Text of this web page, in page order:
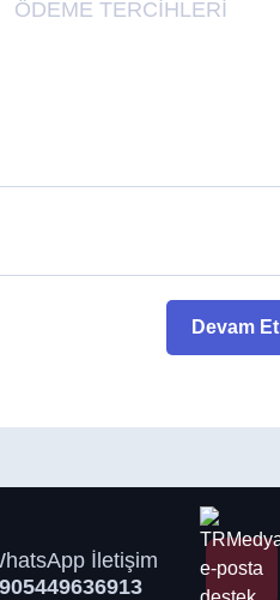
ÖDEME TERCİHLERİ
Devam Et
İletişim